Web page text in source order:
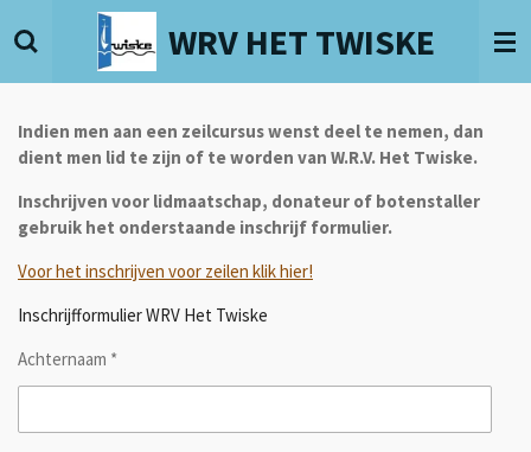
direct
hoofdinhoud
WRV HET TWISKE
Indien men aan een zeilcursus wenst deel te nemen, dan
dient men lid te zijn of te worden van W.R.V. Het Twiske.
Inschrijven voor lidmaatschap, donateur of botenstaller
gebruik het onderstaande inschrijf formulier.
Voor het inschrijven voor zeilen klik hier!
Inschrijfformulier WRV Het Twiske
Achternaam *